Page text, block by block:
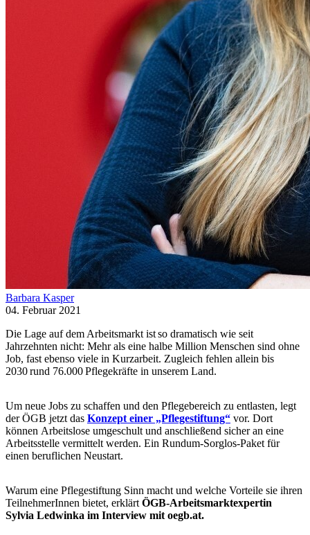
Barbara Kasper
04. Februar 2021
Die Lage auf dem Arbeitsmarkt ist so dramatisch wie seit
Jahrzehnten nicht: Mehr als eine halbe Million Menschen sind ohne
Job, fast ebenso viele in Kurzarbeit. Zugleich fehlen allein bis
2030 rund 76.000 Pflegekräfte in unserem Land.
Um neue Jobs zu schaffen und den Pflegebereich zu entlasten, legt
der ÖGB jetzt das Konzept einer „Pflegestiftung“ vor. Dort
können Arbeitslose umgeschult und anschließend sicher an eine
Arbeitsstelle vermittelt werden. Ein Rundum-Sorglos-Paket für
einen beruflichen Neustart.
Warum eine Pflegestiftung Sinn macht und welche Vorteile sie ihren
TeilnehmerInnen bietet, erklärt ÖGB-Arbeitsmarktexpertin
Sylvia Ledwinka im Interview mit oegb.at.